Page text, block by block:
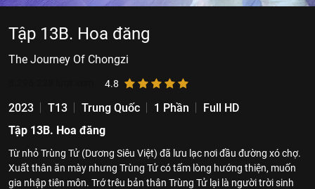
Tập 13B. Hoa đăng
The Journey Of Chongzi
4.8
2023 T13 Trung Quốc 1 Phần
Full HD
Tập 13B. Hoa đăng
Từ nhỏ Trùng Tử (Dương Siêu Việt) đã lưu lạc nơi đầu đường xó chợ.
Xuất thân ăn mày nhưng Trùng Tử có tấm lòng hướng thiện, muốn
gia nhập tiên môn. Trớ trêu bản thân Trùng Tử lại là người trời sinh